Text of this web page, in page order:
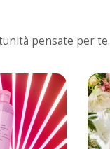
pensate per te.